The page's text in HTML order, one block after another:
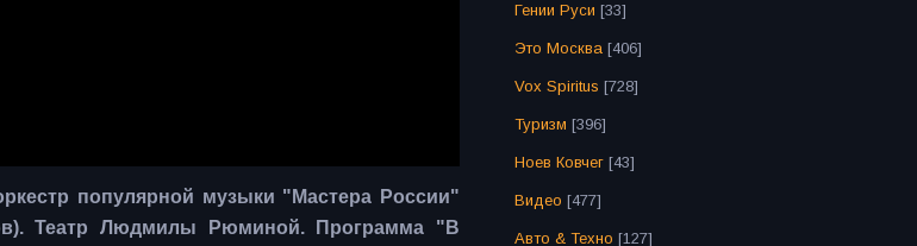
популярной музыки "Мастера России"
Театр Людмилы Рюминой. Программа "В
Гении Руси [33]
Это Москва [406]
Vox Spiritus [728]
Туризм [396]
Ноев Ковчег [43]
Видео [477]
Авто & Техно [127]